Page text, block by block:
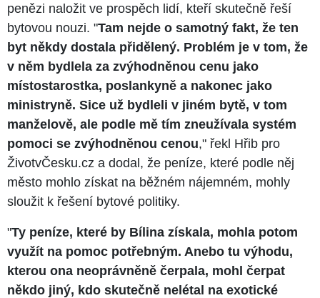
penězi naložit ve prospěch lidí, kteří skutečně řeší
bytovou nouzi. "Tam nejde o samotný fakt, že ten
byt někdy dostala přidělený. Problém je v tom, že
v něm bydlela za zvýhodněnou cenu jako
místostarostka, poslankyně a nakonec jako
ministryně. Sice už bydleli v jiném bytě, v tom
manželově, ale podle mě tím zneužívala systém
pomoci se zvýhodněnou cenou," řekl Hřib pro
ŽivotvČesku.cz a dodal, že peníze, které podle něj
město mohlo získat na běžném nájemném, mohly
sloužit k řešení bytové politiky.
"Ty peníze, které by Bílina získala, mohla potom
využít na pomoc potřebným. Anebo tu výhodu,
kterou ona neoprávněně čerpala, mohl čerpat
někdo jiný, kdo skutečně nelétal na exotické